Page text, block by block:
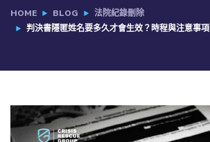
HOME BLOG
法院紀錄刪除
判決書隱匿姓名要多久才會生效？時程與注意事項